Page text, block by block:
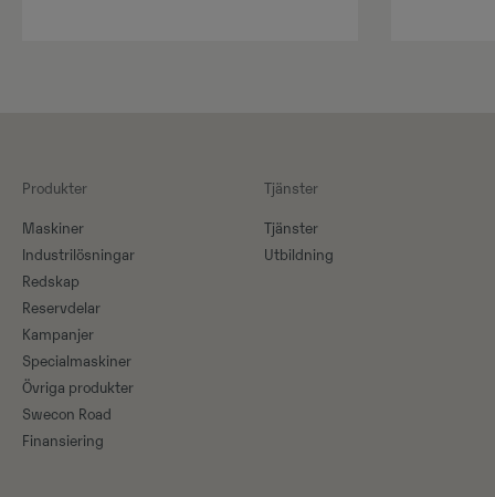
Produkter
Maskiner​
Industrilösningar
Redskap
Reservdelar
Kampanjer
Specialmaskiner
Övriga produkter
Swecon Road
Finansiering
Tjänster
Tjänster
Utbildning